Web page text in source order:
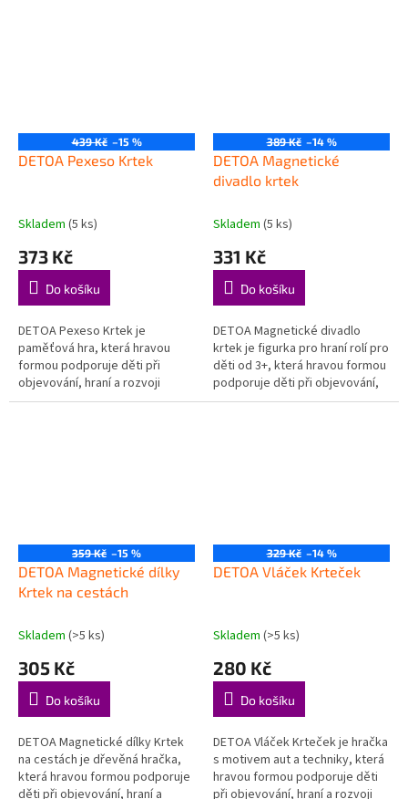
439 Kč –15 %
DETOA Pexeso Krtek
Skladem (5 ks)
373 Kč
Do košíku
DETOA Pexeso Krtek je
paměťová hra, která hravou
formou podporuje děti při
objevování, hraní a rozvoji
důležitých dovedností. Trénuje
389 Kč –14 %
DETOA Magnetické
divadlo krtek
Skladem (5 ks)
331 Kč
Do košíku
DETOA Magnetické divadlo
krtek je figurka pro hraní rolí pro
děti od 3+, která hravou formou
podporuje děti při objevování,
hraní a rozvoji důležitých
359 Kč –15 %
DETOA Magnetické dílky
Krtek na cestách
Skladem (>5 ks)
305 Kč
Do košíku
DETOA Magnetické dílky Krtek
na cestách je dřevěná hračka,
která hravou formou podporuje
děti při objevování, hraní a
329 Kč –14 %
DETOA Vláček Krteček
Skladem (>5 ks)
280 Kč
Do košíku
DETOA Vláček Krteček je hračka
s motivem aut a techniky, která
hravou formou podporuje děti
při objevování, hraní a rozvoji